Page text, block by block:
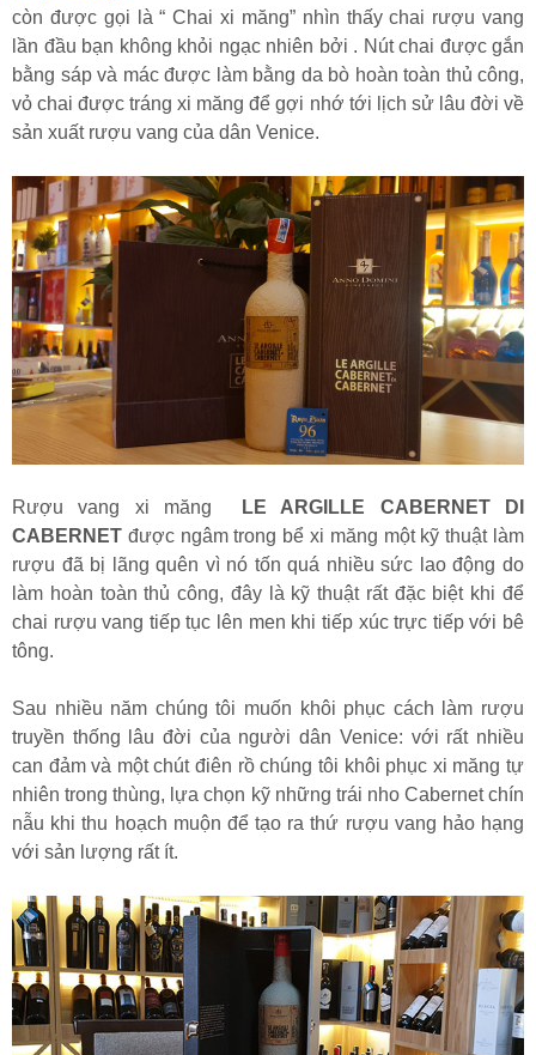
còn được gọi là “ Chai xi măng” nhìn thấy chai rượu vang
lần đầu bạn không khỏi ngạc nhiên bởi . Nút chai được gắn
bằng sáp và mác được làm bằng da bò hoàn toàn thủ công,
vỏ chai được tráng xi măng để gợi nhớ tới lịch sử lâu đời về
sản xuất rượu vang của dân Venice.
Rượu vang xi măng
LE ARGILLE CABERNET DI
CABERNET được ngâm trong bể xi măng một kỹ thuật làm
rượu đã bị lãng quên vì nó tốn quá nhiều sức lao động do
làm hoàn toàn thủ công, đây là kỹ thuật rất đặc biệt khi để
chai rượu vang tiếp tục lên men khi tiếp xúc trực tiếp với bê
tông.
Sau nhiều năm chúng tôi muốn khôi phục cách làm rượu
truyền thống lâu đời của người dân Venice: với rất nhiều
can đảm và một chút điên rồ chúng tôi khôi phục xi măng tự
nhiên trong thùng, lựa chọn kỹ những trái nho Cabernet chín
nẫu khi thu hoạch muộn để tạo ra thứ rượu vang hảo hạng
với sản lượng rất ít.